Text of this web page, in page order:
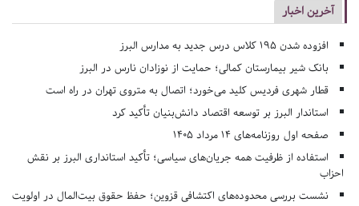
آخرین اخبار
افزوده شدن ۱۹۵ کلاس درس جدید به مدارس البرز
بانک شیر بیمارستان کمالی؛ حمایت از نوزادان نارس در البرز
قطار شهری فردیس کلید می‌خورد؛ اتصال به متروی تهران در راه است
استاندار البرز بر توسعه اقتصاد دانش‌بنیان تأکید کرد
صفحه اول روزنامه‌های 14 مرداد 1405
استفاده از ظرفیت همه جریان‌های سیاسی؛ تأکید استانداری البرز بر نقش
احزاب
نشست بررسی محدوده‌های اکتشافی قزوین؛ حفظ حقوق بیت‌المال در اولویت